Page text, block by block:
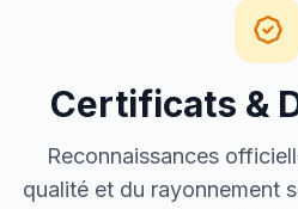
Certificats &
Reconnaissances
qualité et du rayonnement